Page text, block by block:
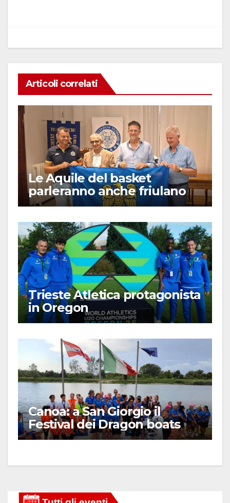
Articoli correlati
Le Aquile del basket
parleranno anche friulano
Trieste Atletica protagonista
in Oregon
Canoa: a San Giorgio il
Festival dei Dragon boats